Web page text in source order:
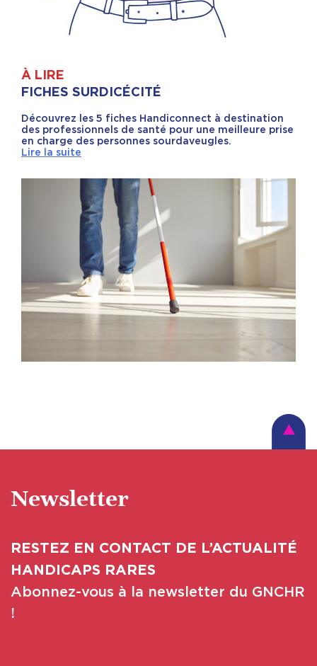
À LIRE
FICHES SURDICÉCITÉ
Découvrez les 5 fiches Handiconnect à destination
des professionnels de santé pour une meilleure prise
en charge des personnes sourdaveugles.
Lire la suite
Newsletter
RESTEZ EN CONTACT DE L’ACTUALITÉ
HANDICAPS RARES
Abonnez-vous à la newsletter du GNCHR
!